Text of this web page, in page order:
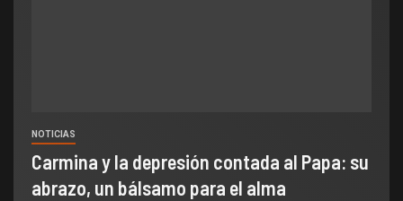
NOTICIAS
Carmina y la depresión contada al Papa: su
abrazo, un bálsamo para el alma